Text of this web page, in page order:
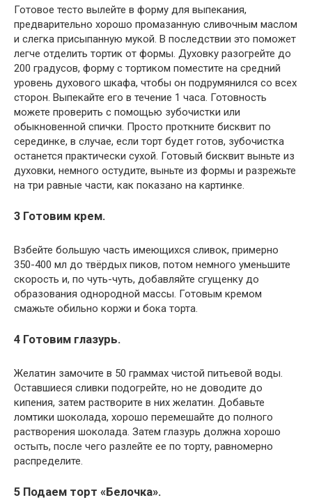
Готовое тесто вылейте в форму для выпекания,
предварительно хорошо промазанную сливочным маслом
и слегка присыпанную мукой. В последствии это поможет
легче отделить тортик от формы. Духовку разогрейте до
200 градусов, форму с тортиком поместите на средний
уровень духового шкафа, чтобы он подрумянился со всех
сторон. Выпекайте его в течение 1 часа. Готовность
можете проверить с помощью зубочистки или
обыкновенной спички. Просто проткните бисквит по
серединке, в случае, если торт будет готов, зубочистка
останется практически сухой. Готовый бисквит выньте из
духовки, немного остудите, выньте из формы и разрежьте
на три равные части, как показано на картинке.
3 Готовим крем.
Взбейте большую часть имеющихся сливок, примерно
350-400 мл до твёрдых пиков, потом немного уменьшите
скорость и, по чуть-чуть, добавляйте сгущенку до
образования однородной массы. Готовым кремом
смажьте обильно коржи и бока торта.
4 Готовим глазурь.
Желатин замочите в 50 граммах чистой питьевой воды.
Оставшиеся сливки подогрейте, но не доводите до
кипения, затем растворите в них желатин. Добавьте
ломтики шоколада, хорошо перемешайте до полного
растворения шоколада. Затем глазурь должна хорошо
остыть, после чего разлейте ее по торту, равномерно
распределите.
5 Подаем торт «Белочка».